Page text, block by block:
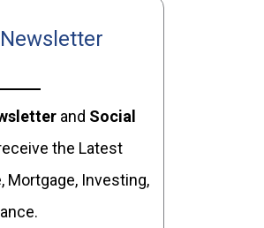
and Social
the Latest
Mortgage, Investing,